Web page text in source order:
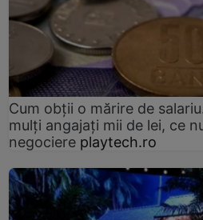
Cum obții o mărire de
mulți angajați mii de lei, ce
negociere playtech.ro